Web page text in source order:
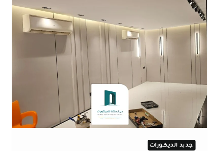
0562525651
بديل
الرخام
ديكور
داخلي
مكة
جديد الديكورات